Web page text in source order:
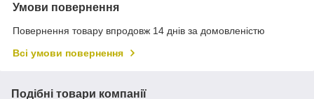
Умови повернення
Повернення товару впродовж 14 днів за домовленістю
Всі умови повернення
Подібні товари компанії